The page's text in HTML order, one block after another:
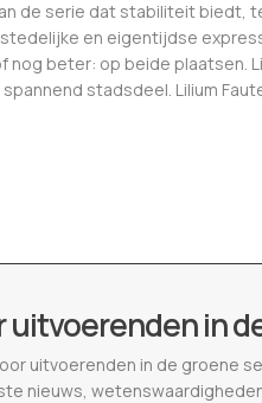
de serie dat stabiliteit
en eigentijdse
nog beter: op beide plaatsen.
stadsdeel. Lilium
uitvoerenden in
uitvoerenden in de groene
nieuws,